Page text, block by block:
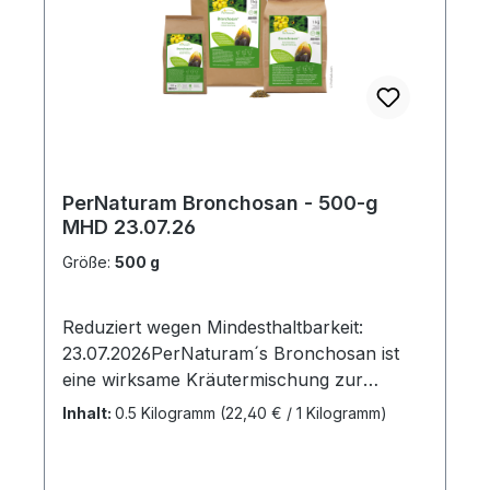
mlPferde: ≤ 400 kg Körpermasse = 10
ml, 500 - 600 kg Körpermasse = 20 ml, ≥
700 kg Körpermasse = 30 ml3 ml ist gleich
1 Teelöffel10 ml sind gleich 1 EsslöffelBitte
PerNaturam Bronchosan - 500-g
MHD 23.07.26
Größe: 500 g
Reduziert wegen Mindesthaltbarkeit:
23.07.2026PerNaturam´s Bronchosan ist
eine wirksame Kräutermischung zur
Stärkung der Atemwege und hat eine
Inhalt: 0.5 Kilogramm (22,40 € / 1 Kilogramm)